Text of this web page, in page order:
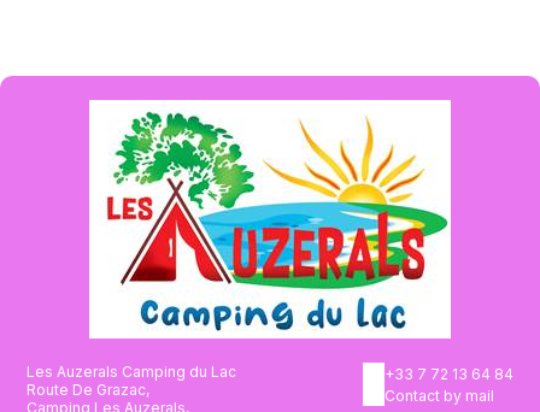
Les Auzerals Camping du Lac
Route De Grazac,
Camping Les Auzerals,
+33 7 72 13 64 84
Contact by mail